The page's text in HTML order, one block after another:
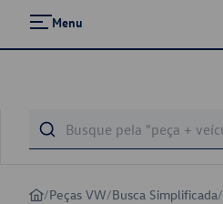
Menu
/Peças VW/Busca Simplificada/